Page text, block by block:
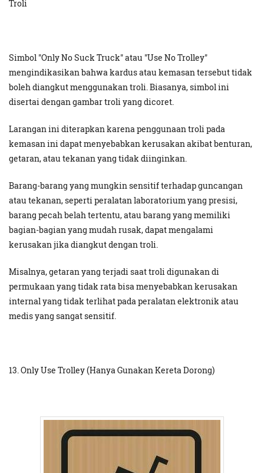
Troli
Simbol "Only No Suck Truck" atau "Use No Trolley"
mengindikasikan bahwa kardus atau kemasan tersebut tidak
boleh diangkut menggunakan troli. Biasanya, simbol ini
disertai dengan gambar troli yang dicoret.
Larangan ini diterapkan karena penggunaan troli pada
kemasan ini dapat menyebabkan kerusakan akibat benturan,
getaran, atau tekanan yang tidak diinginkan.
Barang-barang yang mungkin sensitif terhadap guncangan
atau tekanan, seperti peralatan laboratorium yang presisi,
barang pecah belah tertentu, atau barang yang memiliki
bagian-bagian yang mudah rusak, dapat mengalami
kerusakan jika diangkut dengan troli.
Misalnya, getaran yang terjadi saat troli digunakan di
permukaan yang tidak rata bisa menyebabkan kerusakan
internal yang tidak terlihat pada peralatan elektronik atau
medis yang sangat sensitif.
13. Only Use Trolley (Hanya Gunakan Kereta Dorong)